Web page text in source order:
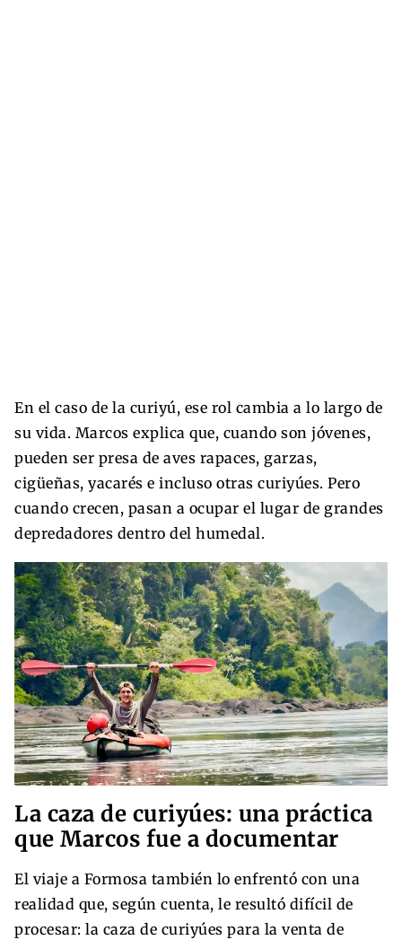
En el caso de la curiyú, ese rol cambia a lo largo de
su vida. Marcos explica que, cuando son jóvenes,
pueden ser presa de aves rapaces, garzas,
cigüeñas, yacarés e incluso otras curiyúes. Pero
cuando crecen, pasan a ocupar el lugar de grandes
depredadores dentro del humedal.
La caza de curiyúes: una práctica
que Marcos fue a documentar
El viaje a Formosa también lo enfrentó con una
realidad que, según cuenta, le resultó difícil de
procesar: la caza de curiyúes para la venta de